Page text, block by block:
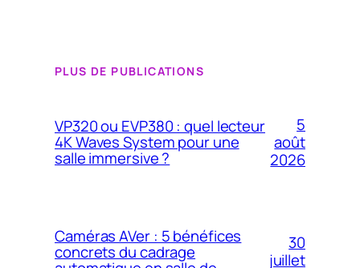
PLUS DE PUBLICATIONS
VP320 ou EVP380 : quel lecteur
4K Waves System pour une
salle immersive ?
5
août
2026
Caméras AVer : 5 bénéfices
concrets du cadrage
30
juillet